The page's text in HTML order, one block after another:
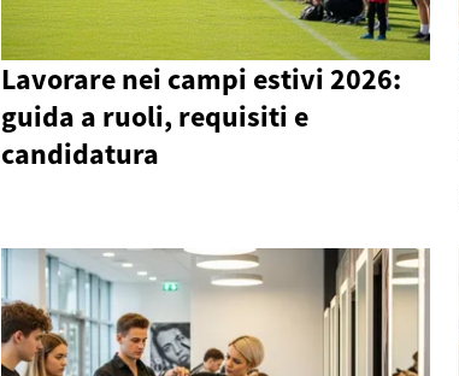
Lavorare nei campi estivi 2026:
guida a ruoli, requisiti e
candidatura